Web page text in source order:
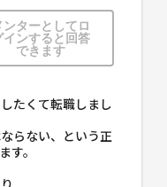
ンターとしてロ
インすると回答
できます
たくて転職しまし
らない、という正
す。